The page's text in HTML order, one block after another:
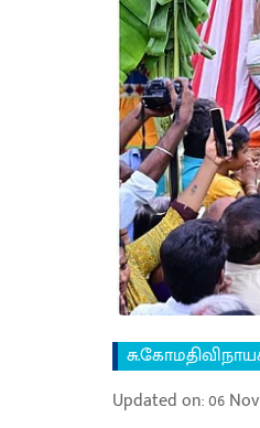
Updated on:06 Nov